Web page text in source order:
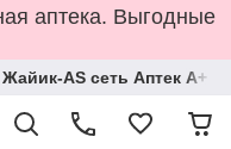
аптека. Выгодные
AS сеть Аптек А+